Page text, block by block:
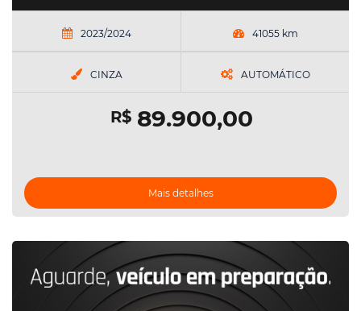
2023/2024 41055 km
CINZA AUTOMÁTICO
R$89.900,00
Mais detalhes